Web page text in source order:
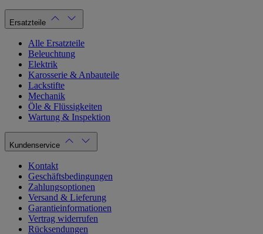
Ersatzteile
Alle Ersatzteile
Beleuchtung
Elektrik
Karosserie & Anbauteile
Lackstifte
Mechanik
Öle & Flüssigkeiten
Wartung & Inspektion
Kundenservice
Kontakt
Geschäftsbedingungen
Zahlungsoptionen
Versand & Lieferung
Garantieinformationen
Vertrag widerrufen
Rücksendungen